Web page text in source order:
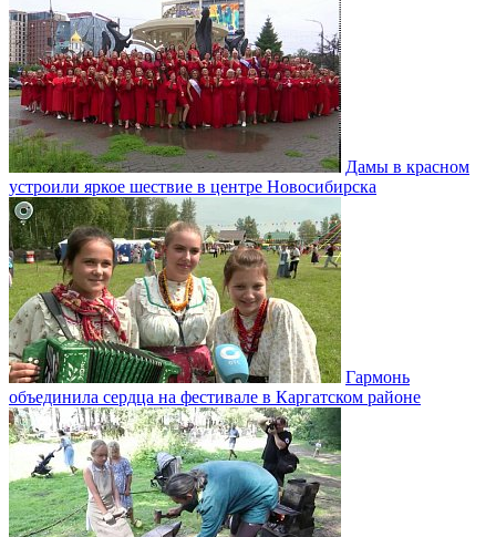
Дамы в красном
устроили яркое шествие в центре Новосибирска
Гармонь
объединила сердца на фестивале в Каргатском районе